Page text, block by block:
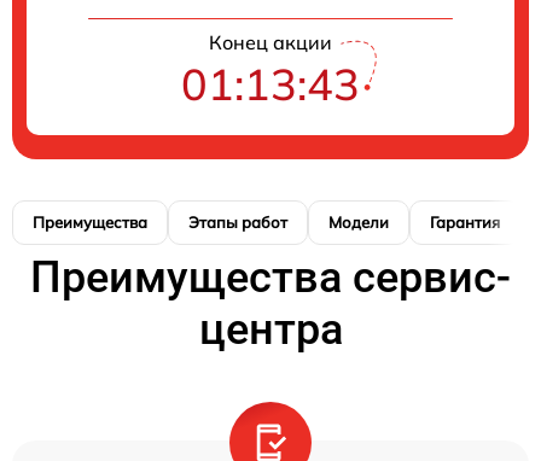
Конец акции
01:13:42
Преимущества Этапы работ Модели Гарантия
Преимущества сервис-
центра